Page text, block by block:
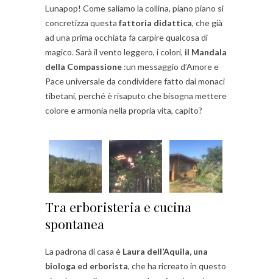
Lunapop! Come saliamo la collina, piano piano si
concretizza questa fattoria didattica, che già
ad una prima occhiata fa carpire qualcosa di
magico. Sarà il vento leggero, i colori, il Mandala
della Compassione :un messaggio d’Amore e
Pace universale da condividere fatto dai monaci
tibetani, perché è risaputo che bisogna mettere
colore e armonia nella propria vita, capito?
Tra erboristeria e cucina
spontanea
La padrona di casa è Laura dell’Aquila, una
biologa ed erborista, che ha ricreato in questo